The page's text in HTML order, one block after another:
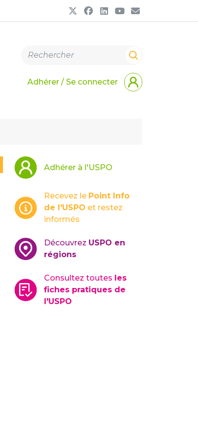
Adhérer / Se connecter
Adhérer à l'USPO
Recevez le Point Info
de l'USPO et restez
informés
Découvrez USPO en
régions
Consultez toutes les
fiches pratiques de
l'USPO